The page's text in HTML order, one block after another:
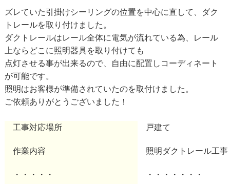
ズレていた引掛けシーリングの位置を中心に直して、ダク
トレールを取り付けました。
ダクトレールはレール全体に電気が流れている為、レール
上ならどこに照明器具を取り付けても
点灯させる事が出来るので、自由に配置しコーディネート
が可能です。
照明はお客様が準備されていたのを取付けました。
ご依頼ありがとうございました！
工事対応場所 戸建て
作業内容 照明ダクトレール工事
・・・・・ ・・・・・・・